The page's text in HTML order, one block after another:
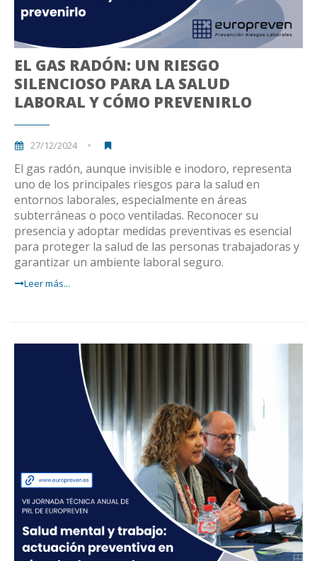
EL GAS RADÓN: UN RIESGO
SILENCIOSO PARA LA SALUD
LABORAL Y CÓMO PREVENIRLO
27/12/2024
El gas radón, aunque invisible e inodoro, representa
uno de los principales riesgos para la salud en
entornos laborales, especialmente en áreas
subterráneas o poco ventiladas. Reconocer su
presencia y adoptar medidas preventivas es esencial
para proteger la salud de las personas trabajadoras y
garantizar un ambiente laboral seguro.
Leer más...